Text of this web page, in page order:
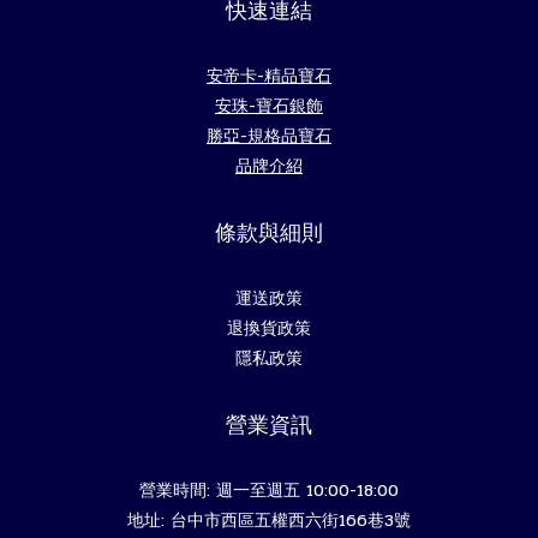
快速連結
安帝卡-精品寶石
安珠-寶石銀飾
勝亞-規格品寶石
品牌介紹
條款與細則
運送政策
退換貨政策
隱私政策
營業資訊
營業時間: 週一至週五 10:00-18:00
地址: 台中市西區五權西六街166巷3號